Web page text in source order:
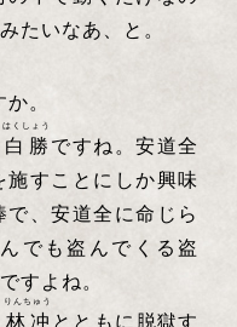
たいなあ、と。
。
白勝
はくしょう
ですね。安道全
すことにしか興味
、安道全に命じら
でも盗んでくる盗
すよね。
林冲
りんちゅう
とともに脱獄す